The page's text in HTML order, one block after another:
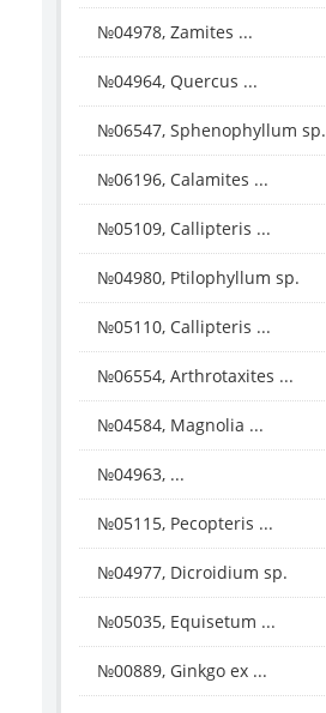
№04978, Zamites ...
№04964, Quercus ...
№06547, Sphenophyllum sp.
№06196, Calamites ...
№05109, Callipteris ...
№04980, Ptilophyllum sp.
№05110, Callipteris ...
№06554, Arthrotaxites ...
№04584, Magnolia ...
№04963, ...
№05115, Pecopteris ...
№04977, Dicroidium sp.
№05035, Equisetum ...
№00889, Ginkgo ex ...